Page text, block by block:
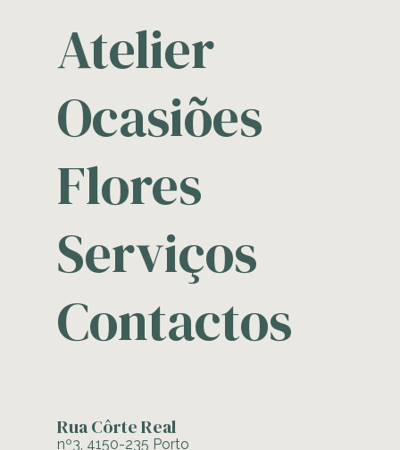
Atelier
Ocasiões
Flores
Serviços
Contactos
Rua Côrte Real
nº3, 4150-235 Porto